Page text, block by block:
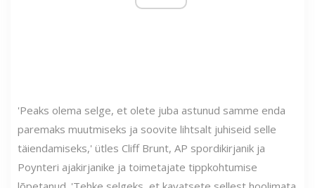
'Peaks olema selge, et olete juba astunud samme enda
paremaks muutmiseks ja soovite lihtsalt juhiseid selle
täiendamiseks,' ütles Cliff Brunt, AP spordikirjanik ja
Poynteri ajakirjanike ja toimetajate tippkohtumise